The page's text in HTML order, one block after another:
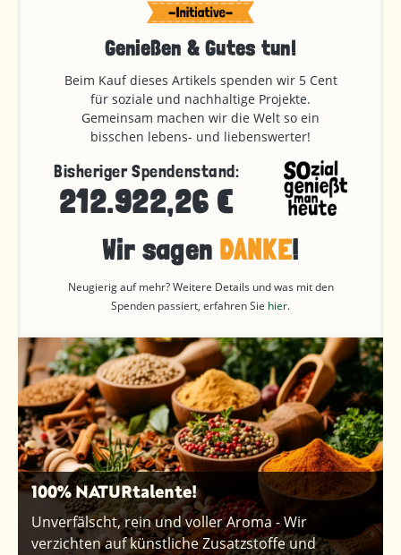
Genießen & Gutes tun!
Beim Kauf dieses Artikels spenden wir 5 Cent
für soziale und nachhaltige Projekte.
Gemeinsam machen wir die Welt so ein
bisschen lebens- und liebenswerter!
Bisheriger Spendenstand:
212.922,26 €
Wir sagen DANKE!
Neugierig auf mehr? Weitere Details und was mit den
Spenden passiert, erfahren Sie hier.
100% NATURtalente!
Unverfälscht, rein und voller Aroma - Wir
verzichten auf künstliche Zusatzstoffe und